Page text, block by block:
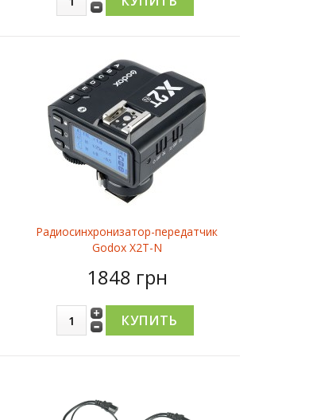
Радиосинхронизатор-передатчик
Godox X2T-N
1848 грн